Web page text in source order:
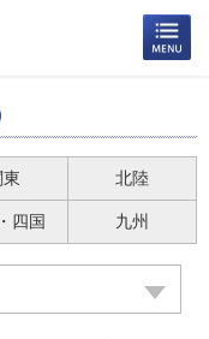
東 北陸
四国 九州